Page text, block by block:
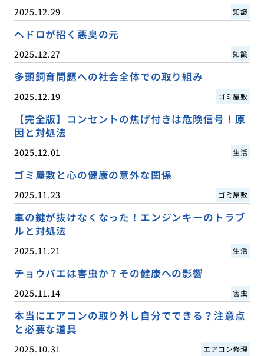
2025.12.29 知識
ヘドロが招く悪臭の元
2025.12.27 知識
多頭飼育問題への社会全体での取り組み
2025.12.19 ゴミ屋敷
【完全版】コンセントの焦げ付きは危険信号！原
因と対処法
2025.12.01 生活
ゴミ屋敷と心の健康の意外な関係
2025.11.23 ゴミ屋敷
車の鍵が抜けなくなった！エンジンキーのトラブ
ルと対処法
2025.11.21 生活
チョウバエは害虫か？その健康への影響
2025.11.14 害虫
本当にエアコンの取り外し自分でできる？注意点
と必要な道具
2025.10.31 エアコン修理